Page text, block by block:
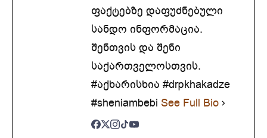
ფაქტებზე დაფუძნებული
სანდო ინფორმაცია.
შენთვის და შენი
საქართველოსთვის.
#აქხარისხია #drpkhakadze
#sheniambebi See Full Bio